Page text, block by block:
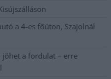
a 4-es főúton, Szajolnál
jöhet a fordulat – erre